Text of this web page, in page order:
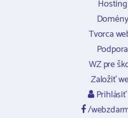
Hosting
Domény
Tvorca
Podpora
WZ pre
Založiť
Prihlásiť
/